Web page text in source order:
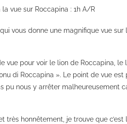
vue sur Roccapina : 1h A/R
vous donne une magnifique vue
vue pour voir le lion de Roccapina, le
di Roccapina ». Le point de vue est
pu nous y arrêter malheureusement
très honnêtement, je trouve que c’est